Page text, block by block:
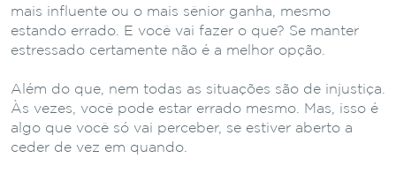
mais influente ou o mais sênior ganha, mesmo
estando errado. E você vai fazer o que? Se manter
estressado certamente não é a melhor opção.
Além do que, nem todas as situações são de injustiça.
Às vezes, você pode estar errado mesmo. Mas, isso é
algo que você só vai perceber, se estiver aberto a
ceder de vez em quando.